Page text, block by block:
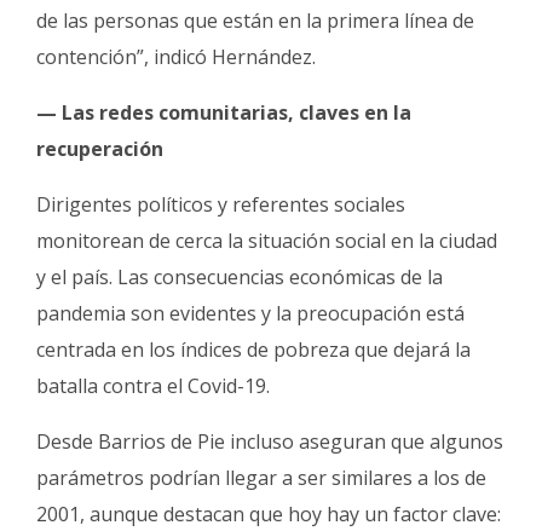
de las personas que están en la primera línea de
contención”, indicó Hernández.
— Las redes comunitarias, claves en la
recuperación
Dirigentes políticos y referentes sociales
monitorean de cerca la situación social en la ciudad
y el país. Las consecuencias económicas de la
pandemia son evidentes y la preocupación está
centrada en los índices de pobreza que dejará la
batalla contra el Covid-19.
Desde Barrios de Pie incluso aseguran que algunos
parámetros podrían llegar a ser similares a los de
2001, aunque destacan que hoy hay un factor clave: